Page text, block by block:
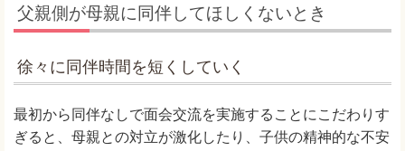
父親側が母親に同伴してほしくないとき
徐々に同伴時間を短くしていく
最初から同伴なしで面会交流を実施することにこだわりす
ぎると、母親との対立が激化したり、子供の精神的な不安